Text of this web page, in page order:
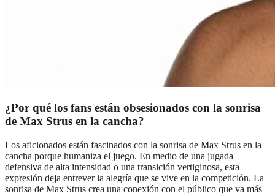
¿Por qué los fans están obsesionados con la sonrisa
de Max Strus en la cancha?
Los aficionados están fascinados con la sonrisa de Max Strus en la
cancha porque humaniza el juego. En medio de una jugada
defensiva de alta intensidad o una transición vertiginosa, esta
expresión deja entrever la alegría que se vive en la competición. La
sonrisa de Max Strus crea una conexión con el público que va más